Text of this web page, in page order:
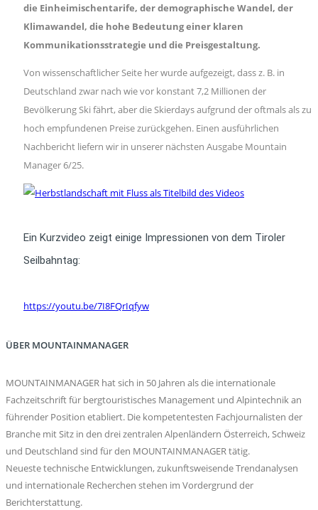
die Einheimischentarife, der demographische Wandel, der
Klimawandel, die hohe Bedeutung einer klaren
Kommunikationsstrategie und die Preisgestaltung.
Von wissenschaftlicher Seite her wurde aufgezeigt, dass z. B. in
Deutschland zwar nach wie vor konstant 7,2 Millionen der
Bevölkerung Ski fährt, aber die Skierdays aufgrund der oftmals als zu
hoch empfundenen Preise zurückgehen. Einen ausführlichen
Nachbericht liefern wir in unserer nächsten Ausgabe Mountain
Manager 6/25.
Ein Kurzvideo zeigt einige Impressionen von dem Tiroler
Seilbahntag:
https://youtu.be/7I8FQrIqfyw
ÜBER MOUNTAINMANAGER
MOUNTAINMANAGER hat sich in 50 Jahren als die internationale
Fachzeitschrift für bergtouristisches Management und Alpintechnik an
führender Position etabliert. Die kompetentesten Fachjournalisten der
Branche mit Sitz in den drei zentralen Alpenländern Österreich, Schweiz
und Deutschland sind für den MOUNTAINMANAGER tätig.
Neueste technische Entwicklungen, zukunftsweisende Trendanalysen
und internationale Recherchen stehen im Vordergrund der
Berichterstattung.